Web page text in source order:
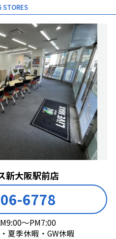
STORES
新大阪駅前店
6778
～PM7:00
夏季休暇・GW休暇